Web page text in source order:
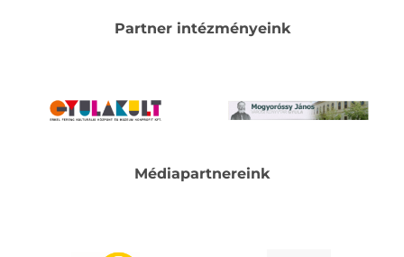
Partner intézményeink
Médiapartnereink